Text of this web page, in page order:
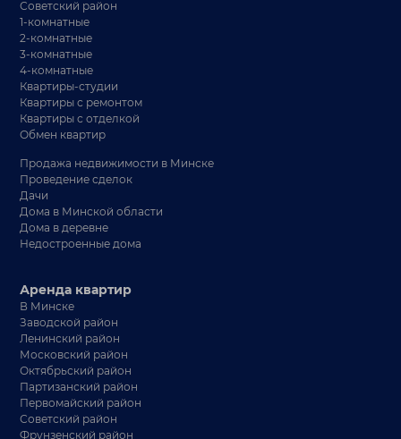
Советский район
1-комнатные
2-комнатные
3-комнатные
4-комнатные
Квартиры-студии
Квартиры с ремонтом
Квартиры с отделкой
Обмен квартир
Продажа недвижимости в Минске
Проведение сделок
Дачи
Дома в Минской области
Дома в деревне
Недостроенные дома
Аренда квартир
В Минске
Заводской район
Ленинский район
Московский район
Октябрьский район
Партизанский район
Первомайский район
Советский район
Фрунзенский район